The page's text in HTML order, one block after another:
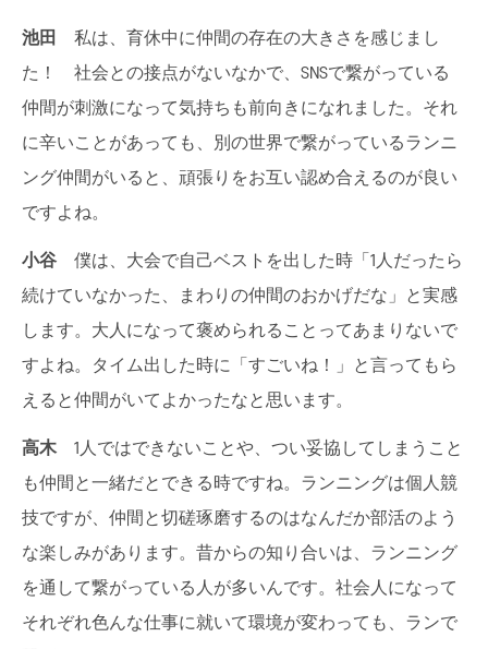
池田 私は、育休中に仲間の存在の大きさを感じまし
た！ 社会との接点がないなかで、SNSで繋がっている
仲間が刺激になって気持ちも前向きになれました。それ
に辛いことがあっても、別の世界で繋がっているランニ
ング仲間がいると、頑張りをお互い認め合えるのが良い
ですよね。
小谷 僕は、大会で自己ベストを出した時「1人だったら
続けていなかった、まわりの仲間のおかげだな」と実感
します。大人になって褒められることってあまりないで
すよね。タイム出した時に「すごいね！」と言ってもら
えると仲間がいてよかったなと思います。
高木 1人ではできないことや、つい妥協してしまうこと
も仲間と一緒だとできる時ですね。ランニングは個人競
技ですが、仲間と切磋琢磨するのはなんだか部活のよう
な楽しみがあります。昔からの知り合いは、ランニング
を通して繋がっている人が多いんです。社会人になって
それぞれ色んな仕事に就いて環境が変わっても、ランで